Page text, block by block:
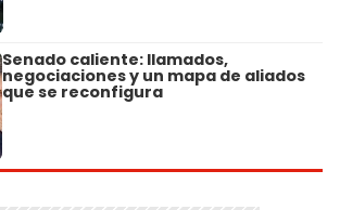
Senado caliente: llamados,
negociaciones y un mapa de aliados
que se reconfigura